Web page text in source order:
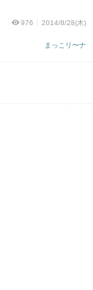
976 2014/8/28(木)
まっこリ〜ナ